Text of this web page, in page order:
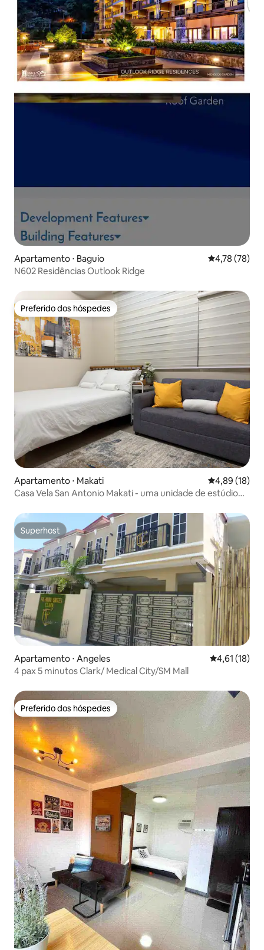
Apartamento ⋅ Baguio 4,78 de uma
4,78 (78)
N602 Residências Outlook Ridge
Preferido dos hóspedes
Preferido dos hóspedes
Apartamento ⋅ Makati 4,89 de uma
4,89 (18)
Casa Vela San Antonio Makati - uma unidade de estúdio
Superhost
Superhost
Apartamento ⋅ Angeles 4,61 de uma
4,61 (18)
4 pax 5 minutos Clark/ Medical City/SM Mall
Preferido dos hóspedes
Preferido dos hóspedes